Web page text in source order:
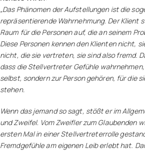
„Das Phänomen der Aufstellungen ist die
repräsentierende Wahrnehmung. Der Klient
Raum für die Personen auf, die an seinem
Diese Personen kennen den Klienten nicht,
nicht, die sie vertreten, sie sind also fremd.
dass die Stellvertreter Gefühle
selbst, sondern zur Person gehören, für die
stehen.
Wenn das jemand so sagt, stößt er im
und Zweifel. Vom Zweifler zum Glaubenden
ersten Mal in einer Stellvertreterrolle
Fremdgefühle am eigenen Leib erlebt hat.